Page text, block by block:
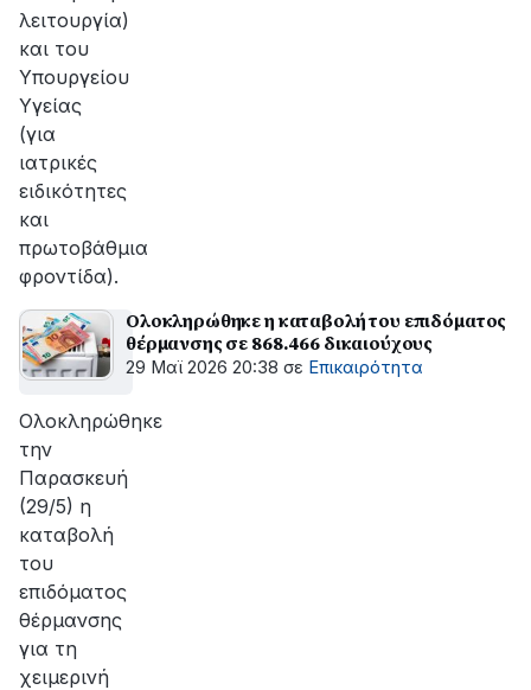
λειτουργία)
και του
Υπουργείου
Υγείας
(για
ιατρικές
ειδικότητες
και
πρωτοβάθμια
φροντίδα).
Ολοκληρώθηκε η καταβολή του επιδόματος
θέρμανσης σε 868.466 δικαιούχους
29 Μαϊ 2026 20:38 σε Επικαιρότητα
Ολοκληρώθηκε
την
Παρασκευή
(29/5) η
καταβολή
του
επιδόματος
θέρμανσης
για τη
χειμερινή